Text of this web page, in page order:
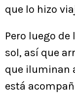
que lo hizo
Pero luego
sol, así que
que iluminan
está